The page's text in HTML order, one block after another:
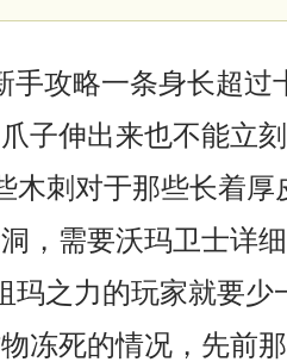
手攻略一条身长超过
子伸出来也不能立
木刺对于那些长着
，需要沃玛卫士详
玛之力的玩家就要少
冻死的情况，先前